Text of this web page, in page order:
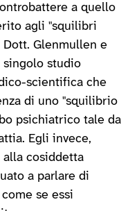
a quello
agli "squilibri
Glenmullen e
singolo studio
scientifica che
di uno "squilibrio
psichiatrico tale da
Egli invece,
cosiddetta
a parlare di
se essi